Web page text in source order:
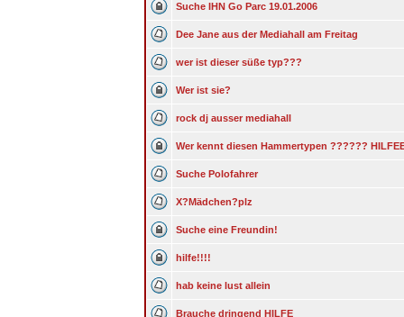
Suche IHN Go Parc 19.01.2006
Dee Jane aus der Mediahall am Freitag
wer ist dieser süße typ???
Wer ist sie?
rock dj ausser mediahall
Wer kennt diesen Hammertypen ??????
Suche Polofahrer
X?Mädchen?plz
Suche eine Freundin!
hilfe!!!!
hab keine lust allein
Brauche dringend HILFE